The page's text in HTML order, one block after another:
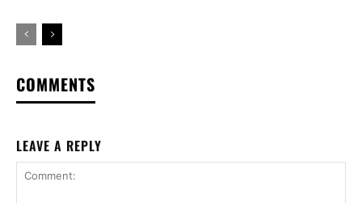
COMMENTS
LEAVE A REPLY